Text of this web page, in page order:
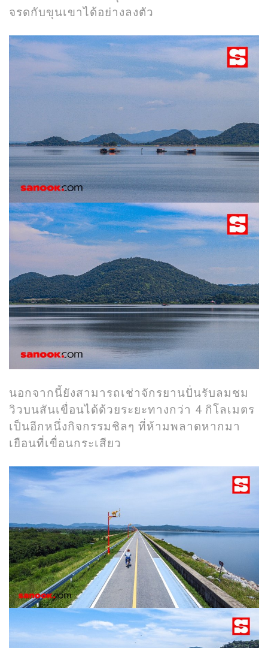
จรดกับขุนเขาได้อย่างลงตัว
นอกจากนี้ยังสามารถเช่าจักรยานปั่นรับลมชม
วิวบนสันเขื่อนได้ด้วยระยะทางกว่า 4 กิโลเมตร
เป็นอีกหนึ่งกิจกรรมชิลๆ ที่ห้ามพลาดหากมา
เยือนที่เขื่อนกระเสียว